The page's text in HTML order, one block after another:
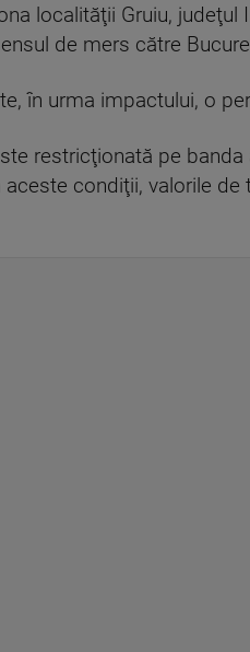
localităţii Gruiu,
de mers către
în urma impactului, o
restricţionată pe
aceste condiţii, valorile